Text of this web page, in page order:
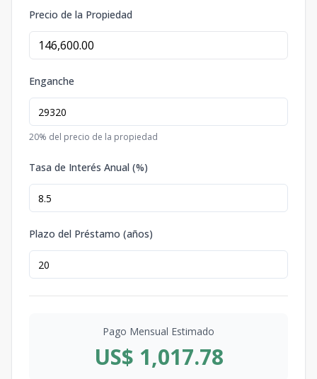
Precio de la Propiedad
Enganche
20% del precio de la propiedad
Tasa de Interés Anual (%)
Plazo del Préstamo (años)
Pago Mensual Estimado
US$ 1,017.78